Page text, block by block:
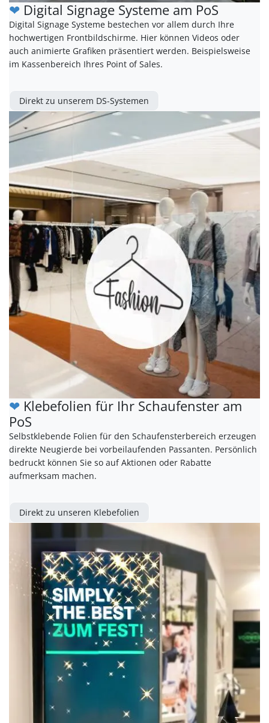
❤ Digital Signage Systeme am PoS
Digital Signage Systeme bestechen vor allem durch Ihre
hochwertigen Frontbildschirme. Hier können Videos oder
auch animierte Grafiken präsentiert werden. Beispielsweise
im Kassenbereich Ihres Point of Sales.
Direkt zu unserem DS-Systemen
❤ Klebefolien für Ihr Schaufenster am
PoS
Selbstklebende Folien für den Schaufensterbereich erzeugen
direkte Neugierde bei vorbeilaufenden Passanten. Persönlich
bedruckt können Sie so auf Aktionen oder Rabatte
aufmerksam machen.
Direkt zu unseren Klebefolien